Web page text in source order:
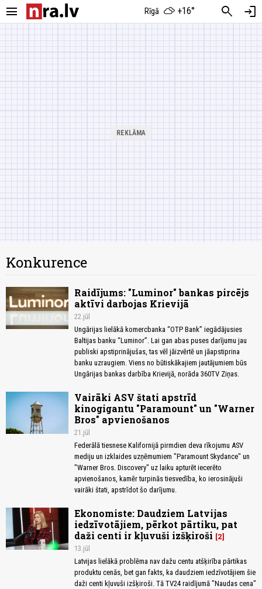
menu Rīgā +16° search login
Konkurence
Raidījums: "Luminor" bankas pircējs
aktīvi darbojas Krievijā
22.jūl
Ungārijas lielākā komercbanka “OTP Bank” iegādājusies
Baltijas banku “Luminor”. Lai gan abas puses darījumu jau
publiski apstiprinājušas, tas vēl jāizvērtē un jāapstiprina
banku uzraugiem. Viens no būtiskākajiem jautājumiem būs
Ungārijas bankas darbība Krievijā, norāda 360TV Ziņas.
Vairāki ASV štati apstrīd
kinogigantu "Paramount" un "Warner
Bros" apvienošanos
21.jūl
Federālā tiesnese Kalifornijā pirmdien deva rīkojumu ASV
mediju un izklaides uzņēmumiem "Paramount Skydance" un
"Warner Bros. Discovery" uz laiku apturēt iecerēto
apvienošanos, kamēr turpinās tiesvedība, ko ierosinājuši
vairāki štati, apstrīdot šo darījumu.
Ekonomiste: Daudziem Latvijas
iedzīvotājiem, pērkot pārtiku, pat
daži centi ir kļuvuši izšķiroši
2
13.jūl
Latvijas lielākā problēma nav dažu centu atšķirība pārtikas
produktu cenās, bet gan fakts, ka daudziem iedzīvotājiem šie
daži centi kļuvuši izšķiroši. Tā TV24 raidījumā "Naudas cena"